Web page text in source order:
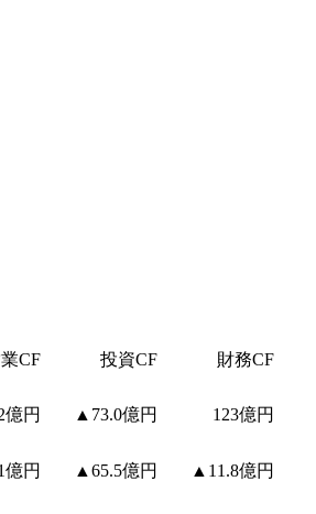
CF 投資CF 財務CF
億円 ▲73.0億円 123億円
億円 ▲65.5億円 ▲11.8億円